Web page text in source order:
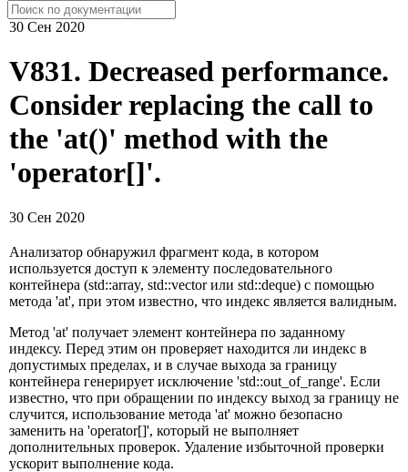
30 Сен 2020
V831. Decreased performance.
Consider replacing the call to
the 'at()' method with the
'operator[]'.
30 Сен 2020
Анализатор обнаружил фрагмент кода, в котором
используется доступ к элементу последовательного
контейнера (std::array, std::vector или std::deque) с помощью
метода 'at', при этом известно, что индекс является валидным.
Метод 'at' получает элемент контейнера по заданному
индексу. Перед этим он проверяет находится ли индекс в
допустимых пределах, и в случае выхода за границу
контейнера генерирует исключение 'std::out_of_range'. Если
известно, что при обращении по индексу выход за границу не
случится, использование метода 'at' можно безопасно
заменить на 'operator[]', который не выполняет
дополнительных проверок. Удаление избыточной проверки
ускорит выполнение кода.